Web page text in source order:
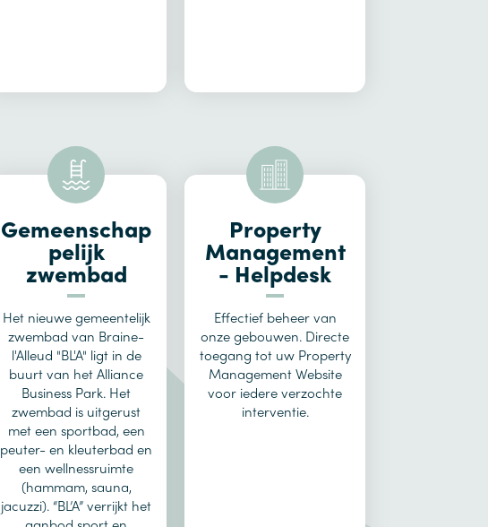
Gemeenschap
pelijk
zwembad
Het nieuwe gemeentelijk
zwembad van Braine-
l'Alleud "BL'A" ligt in de
buurt van het Alliance
Business Park. Het
zwembad is uitgerust
met een sportbad, een
peuter- en kleuterbad en
een wellnessruimte
(hammam, sauna,
jacuzzi). “BL’A” verrijkt het
Property
Management
- Helpdesk
Effectief beheer van
onze gebouwen. Directe
toegang tot uw Property
Management Website
voor iedere verzochte
interventie.